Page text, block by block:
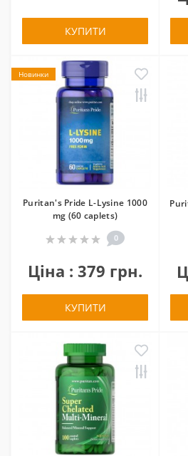
КУПИТИ
Новинки
Puritan's Pride L-Lysine 1000
mg (60 caplets)
0
Ціна : 379 грн.
КУПИТИ